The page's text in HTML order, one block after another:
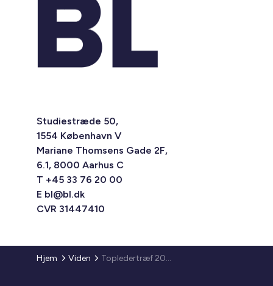
Studiestræde 50,
1554 København V
Mariane Thomsens Gade 2F,
6.1, 8000 Aarhus C
T +45 33 76 20 00
E bl@bl.dk
CVR 31447410
Hjem Viden Topledertræf 2025